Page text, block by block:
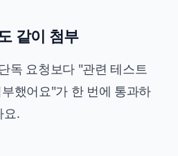
같이 첨부
독 요청보다 "관련 테스트
했어요"가 한 번에 통과하
요.